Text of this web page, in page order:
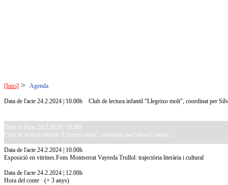
[Inici] > Agenda
Data de l'acte 24.2.2024 | 10.00h Club de lectura infantil “Llegeixo molt”, coordinat per
Data de l'acte 24.2.2024 | 10.00h
Club de lectura infantil “Llegeixo molt”, coordinat per Sílvia Cortada
Data de l'acte 24.2.2024 | 10.00h
Exposició en vitrines.Fons Montserrat Vayreda Trullol: trajectòria literària i cultural
Data de l'acte 24.2.2024 | 12.00h
Hora del conte · (+ 3 anys)